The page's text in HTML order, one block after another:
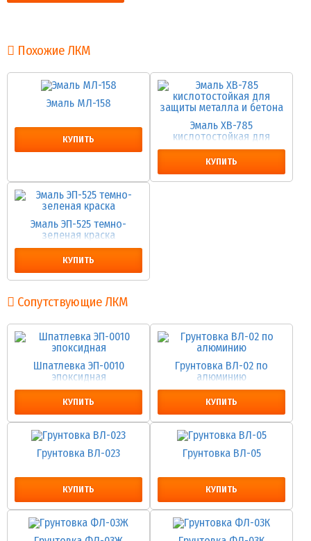
Похожие ЛКМ
Эмаль МЛ-158
КУПИТЬ
Эмаль ХВ-785
кислотостойкая для
защиты металла и бетона
КУПИТЬ
Эмаль ЭП-525 темно-
зеленая краска
КУПИТЬ
Сопутствующие ЛКМ
Шпатлевка ЭП-0010
эпоксидная
КУПИТЬ
Грунтовка ВЛ-02 по
алюминию
КУПИТЬ
Грунтовка ВЛ-023
КУПИТЬ
Грунтовка ВЛ-05
КУПИТЬ